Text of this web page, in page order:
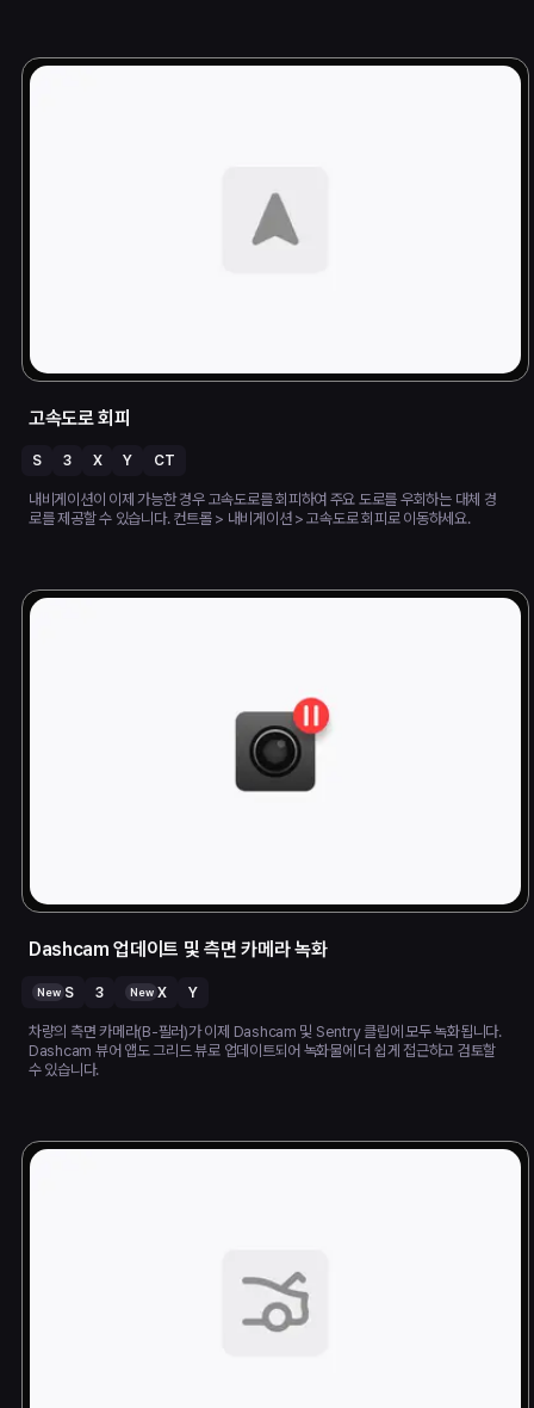
고속도로 회피
S 3 X Y CT
내비게이션이 이제 가능한 경우 고속도로를 회피하여 주요 도로를 우회하는 대체 경
로를 제공할 수 있습니다. 컨트롤 > 내비게이션 > 고속도로 회피로 이동하세요.
Dashcam 업데이트 및 측면 카메라 녹화
New S 3 New X Y
차량의 측면 카메라(B-필러)가 이제 Dashcam 및 Sentry 클립에 모두 녹화됩니다.
Dashcam 뷰어 앱도 그리드 뷰로 업데이트되어 녹화물에 더 쉽게 접근하고 검토할
수 있습니다.